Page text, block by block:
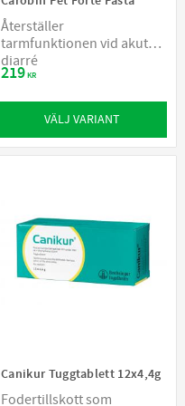
Återställer
tarmfunktionen vid akut
diarré
219KR
VÄLJ VARIANT
Canikur Tuggtablett 12x4,4g
Fodertillskott som